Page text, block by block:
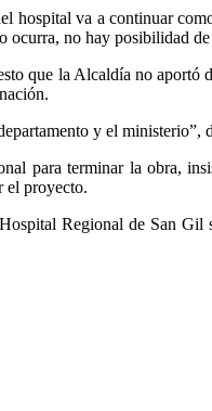
hospital va a continuar
no hay posibilidad
que la Alcaldía no
y el
para terminar la obra,
el proyecto.
Regional de San